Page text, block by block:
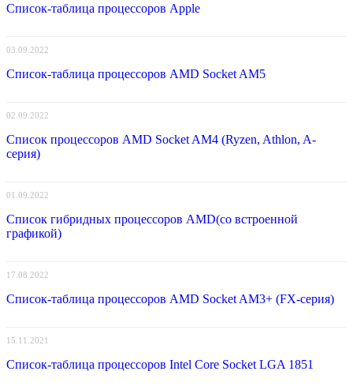
Список-таблица процессоров Apple
03.09.2022
Список-таблица процессоров AMD Socket AM5
02.09.2022
Список процессоров AMD Socket AM4 (Ryzen, Athlon, A-
серия)
01.09.2022
Список гибридных процессоров AMD(со встроенной
графикой)
17.08.2022
Список-таблица процессоров AMD Socket AM3+ (FX-серия)
15.11.2021
Список-таблица процессоров Intel Core Socket LGA 1851